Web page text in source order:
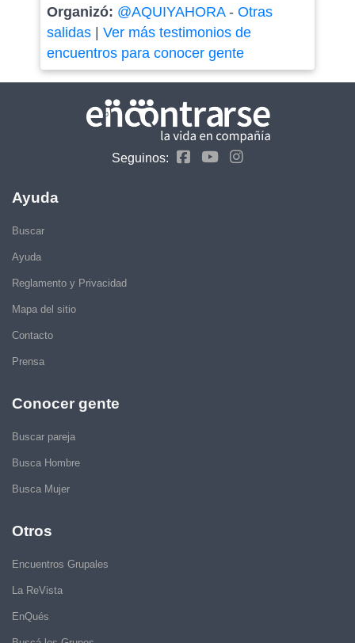
Organizó: @AQUIYAHORA- Otras
salidas| Ver más testimonios de
encuentros para conocer gente
Seguinos:
Ayuda
Buscar
Ayuda
Reglamento y Privacidad
Mapa del sitio
Contacto
Prensa
Conocer gente
Buscar pareja
Busca Hombre
Busca Mujer
Otros
Encuentros Grupales
La ReVista
EnQués